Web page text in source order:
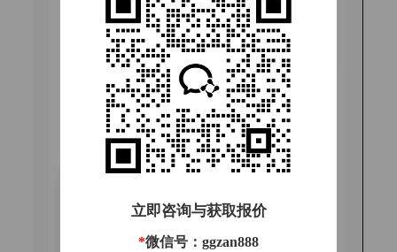
立即咨询与获取报价
*微信号：ggzan888